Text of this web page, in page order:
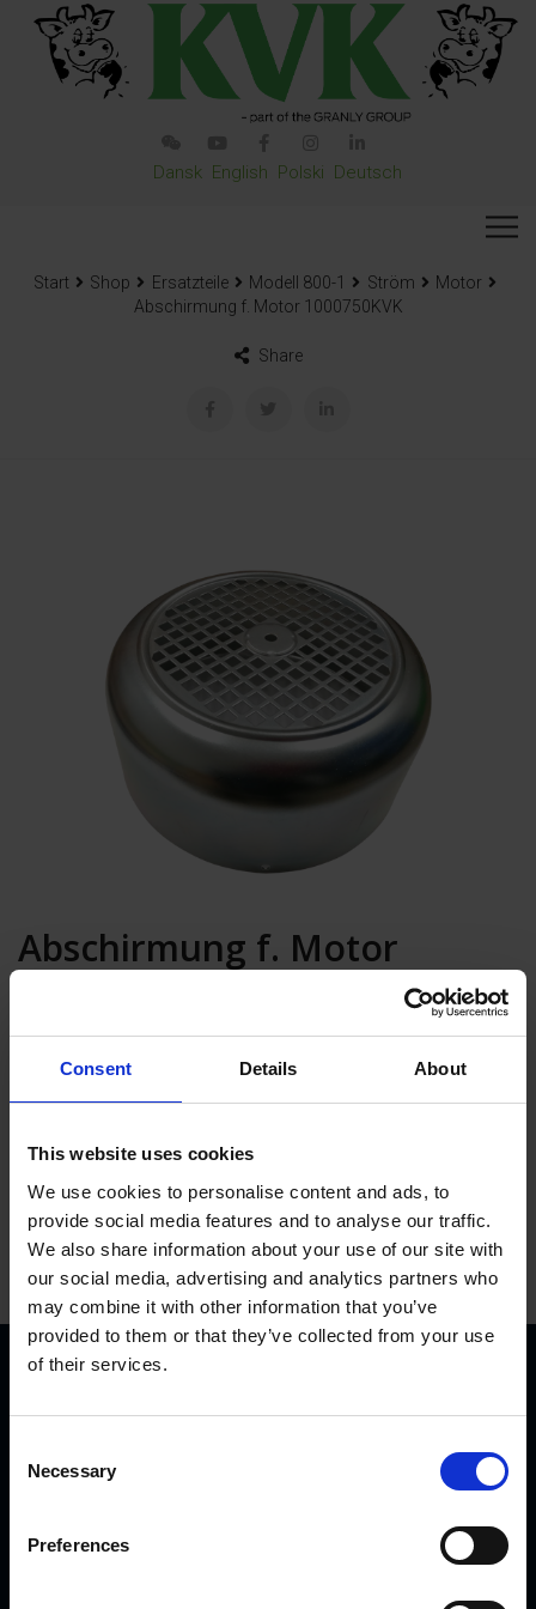
Consent Details About
This website uses cookies
We use cookies to personalise content and ads, to
provide social media features and to analyse our traffic.
We also share information about your use of our site with
our social media, advertising and analytics partners who
may combine it with other information that you’ve
provided to them or that they’ve collected from your use
of their services.
Necessary
Preferences
Dansk English Polski Deutsch
Start Shop Ersatzteile Modell 800-1 Ström
Motor
Abschirmung f. Motor 1000750KVK
Share
Abschirmung f. Motor
In den Warenkorb
KVK Hydra Klov ist ein modernes Unternehmen, welches
sich der Konstruktion und Herstellung von